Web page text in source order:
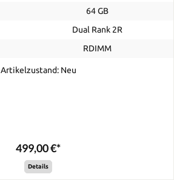
64 GB
Dual Rank 2R
RDIMM
Artikelzustand: Neu
499,00 €*
Details